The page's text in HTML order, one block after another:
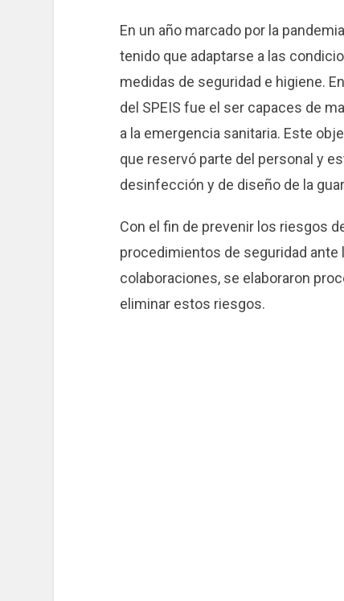
En un año marcado por la
tenido que adaptarse a las
medidas de seguridad e higiene.
del SPEIS fue el ser capaces de
a la emergencia sanitaria. Este
que reservó parte del personal y
desinfección y de diseño de la
Con el fin de prevenir los riesgos
procedimientos de seguridad ante
colaboraciones, se elaboraron
eliminar estos riesgos.